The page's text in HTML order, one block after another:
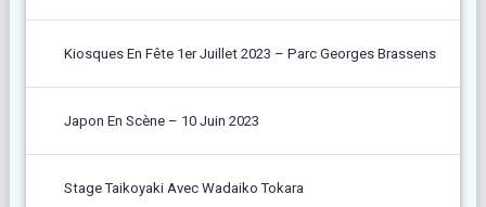
Kiosques En Fête 1er Juillet 2023 – Parc Georges Brassens
Japon En Scène – 10 Juin 2023
Stage Taikoyaki Avec Wadaiko Tokara